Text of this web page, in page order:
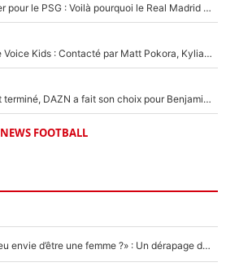
Yan Diomandé était trop cher pour le PSG : Voilà pourquoi le Real Madrid a accepté de payer la somme record de 140M€ pour boucler son transfert !
De l'équipe de France à The Voice Kids : Contacté par Matt Pokora, Kylian Mbappé a accepté de jouer un rôle inédit sur TF1 !
La Liga sur beIN Sports c’est terminé, DAZN a fait son choix pour Benjamin Da Silva et Omar Da Fonseca !
NEWS FOOTBALL
«LeBron James, as-tu déjà eu envie d’être une femme ?» : Un dérapage de Donald Trump sur la superstar de la NBA refait surface